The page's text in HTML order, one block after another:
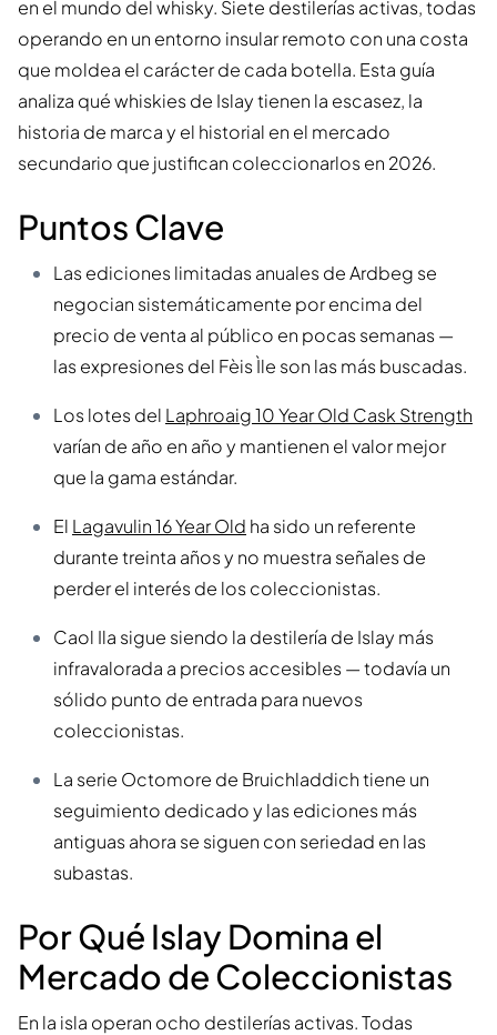
en el mundo del whisky. Siete destilerías activas, todas
operando en un entorno insular remoto con una costa
que moldea el carácter de cada botella. Esta guía
analiza qué whiskies de Islay tienen la escasez, la
historia de marca y el historial en el mercado
secundario que justifican coleccionarlos en 2026.
Puntos Clave
Las ediciones limitadas anuales de Ardbeg se
negocian sistemáticamente por encima del
precio de venta al público en pocas semanas —
las expresiones del Fèis Ìle son las más buscadas.
Los lotes del Laphroaig 10 Year Old Cask Strength
varían de año en año y mantienen el valor mejor
que la gama estándar.
El Lagavulin 16 Year Old ha sido un referente
durante treinta años y no muestra señales de
perder el interés de los coleccionistas.
Caol Ila sigue siendo la destilería de Islay más
infravalorada a precios accesibles — todavía un
sólido punto de entrada para nuevos
coleccionistas.
La serie Octomore de Bruichladdich tiene un
seguimiento dedicado y las ediciones más
antiguas ahora se siguen con seriedad en las
subastas.
Por Qué Islay Domina el
Mercado de Coleccionistas
En la isla operan ocho destilerías activas. Todas